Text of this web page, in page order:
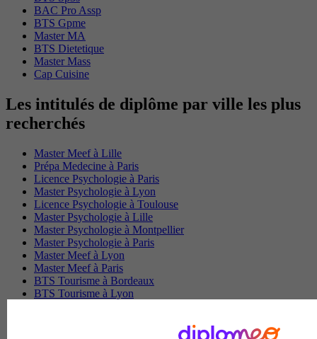
BAC Pro Assp
BTS Gpme
Master MA
BTS Dietetique
Master Mass
Cap Cuisine
Les intitulés de diplôme par ville les plus
recherchés
Master Meef à Lille
Prépa Medecine à Paris
Licence Psychologie à Paris
Master Psychologie à Lyon
Licence Psychologie à Toulouse
Master Psychologie à Lille
Master Psychologie à Montpellier
Master Psychologie à Paris
Master Meef à Lyon
Master Meef à Paris
BTS Tourisme à Bordeaux
BTS Tourisme à Lyon